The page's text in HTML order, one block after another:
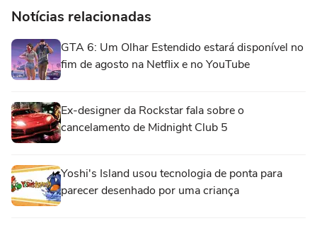
Notícias relacionadas
GTA 6: Um Olhar Estendido estará disponível no
fim de agosto na Netflix e no YouTube
Ex-designer da Rockstar fala sobre o
cancelamento de Midnight Club 5
Yoshi's Island usou tecnologia de ponta para
parecer desenhado por uma criança